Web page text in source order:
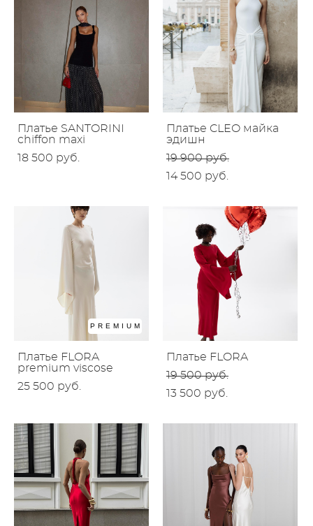
Платье SANTORINI
chiffon maxi
18 500 pуб.
Платье CLEO майка
эдишн
19 900 pуб.
14 500 pуб.
PREMIUM
Платье FLORA
premium viscose
25 500 pуб.
Платье FLORA
19 500 pуб.
13 500 pуб.